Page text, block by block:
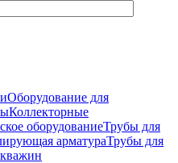
Оборудование для
Коллекторные
оборудованиеТрубы для
арматураТрубы для